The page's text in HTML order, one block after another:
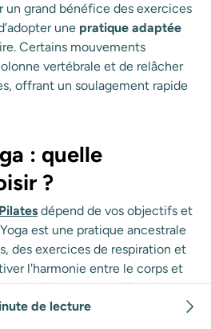
grand bénéfice des exercices
une pratique adaptée
Certains mouvements
vertébrale et de relâcher
offrant un soulagement rapide
: quelle
?
dépend de vos objectifs et
est une pratique ancestrale
des exercices de respiration et
l'harmonie entre le corps et
détente et améliore la
de lecture